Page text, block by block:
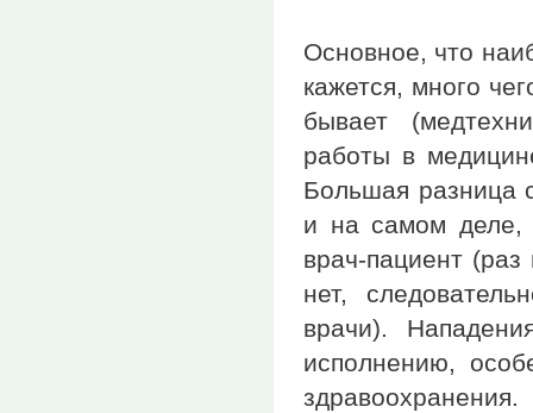
Основное, что
кажется, много
бывает
работы в
Большая разница
и на самом деле,
врач-пациент
нет,
врачи).
исполнению,